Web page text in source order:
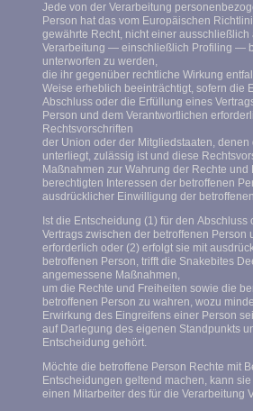
Jede von der Verarbeitung
Person hat das vom Europäischen
gewährte Recht, nicht einer
Verarbeitung — einschließlich Profiling —
unterworfen zu werden,
die ihr gegenüber rechtliche Wirkung
Weise erheblich beeinträchtigt, sofern die
Abschluss oder die Erfüllung eines
Person und dem Verantwortlichen
Rechtsvorschriften
der Union oder der Mitgliedstaaten, denen
unterliegt, zulässig ist und diese
Maßnahmen zur Wahrung der Rechte
berechtigten Interessen der betroffenen
ausdrücklicher Einwilligung der
Ist die Entscheidung (1) für den
Vertrags zwischen der betroffenen Person
erforderlich oder (2) erfolgt sie mit
betroffenen Person, trifft die Snakebites
angemessene Maßnahmen,
um die Rechte und Freiheiten sowie die
betroffenen Person zu wahren, wozu
Erwirkung des Eingreifens einer Person
auf Darlegung des eigenen Standpunkts
Entscheidung gehört.
Möchte die betroffene Person Rechte mit
Entscheidungen geltend machen, kann
einen Mitarbeiter des für die Verarbeitung